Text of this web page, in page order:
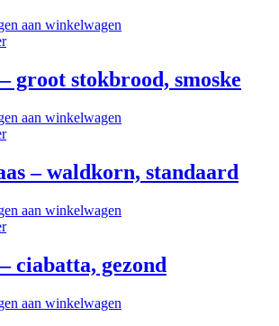
aan winkelwagen
groot stokbrood, smoske
aan winkelwagen
– waldkorn, standaard
aan winkelwagen
ciabatta, gezond
aan winkelwagen